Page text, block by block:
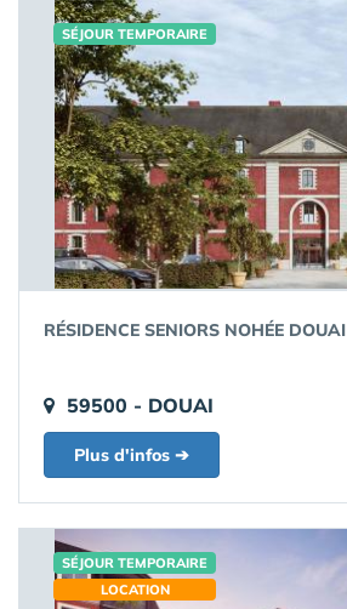
SÉJOUR TEMPORAIRE
RÉSIDENCE SENIORS NOHÉE DOUAI
59500 - DOUAI
Plus d'infos ➔
SÉJOUR TEMPORAIRE
LOCATION